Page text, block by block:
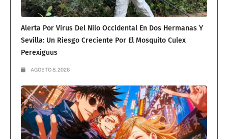
Alerta Por Virus Del Nilo Occidental En Dos Hermanas Y
Sevilla: Un Riesgo Creciente Por El Mosquito Culex
Perexiguus
AGOSTO 8, 2026